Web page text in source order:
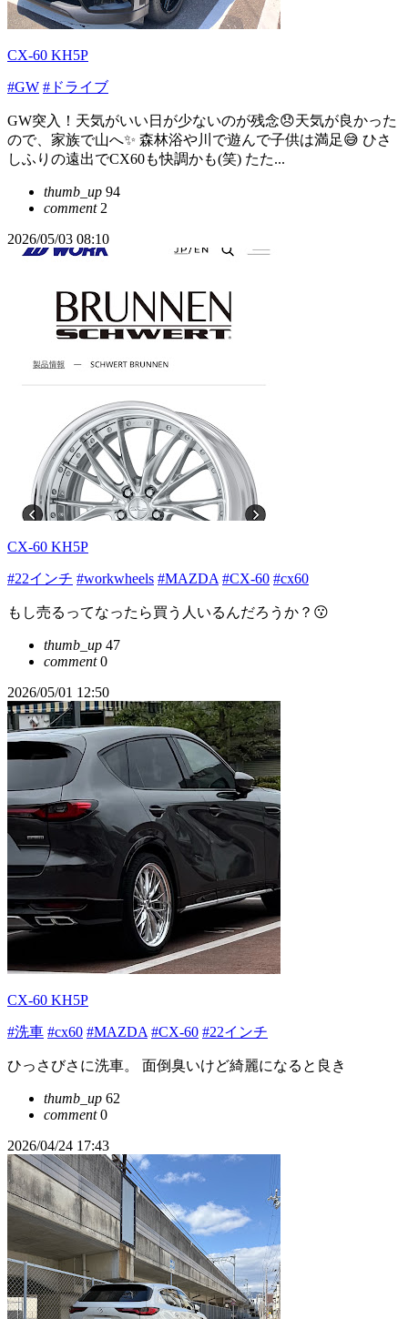
CX-60 KH5P
#GW #ドライブ
GW突入！天気がいい日が少ないのが残念😞天気が良かった
ので、家族で山へ✨ 森林浴や川で遊んで子供は満足😅 ひさ
しふりの遠出でCX60も快調かも(笑) たた...
thumb_up 94
comment2
2026/05/03 08:10
CX-60 KH5P
#22インチ #workwheels #MAZDA #CX-60 #cx60
もし売るってなったら買う人いるんだろうか？😗
thumb_up 47
comment0
2026/05/01 12:50
CX-60 KH5P
#洗車 #cx60 #MAZDA #CX-60 #22インチ
ひっさびさに洗車。 面倒臭いけど綺麗になると良き
thumb_up 62
comment0
2026/04/24 17:43